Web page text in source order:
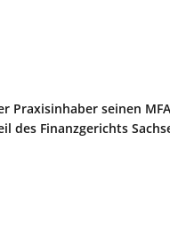
Praxisinhaber seinen
Finanzgerichts